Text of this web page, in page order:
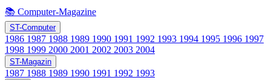
📚 Computer-Magazine
ST-Computer
1986 1987 1988 1989 1990 1991 1992 1993 1994 1995 1996 1997
1998 1999 2000 2001 2002 2003 2004
ST-Magazin
1987 1988 1989 1990 1991 1992 1993